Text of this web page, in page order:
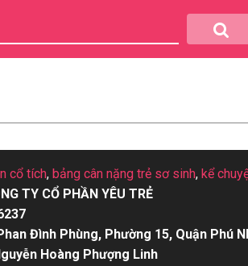
cổ tích, bảng cân nặng trẻ sơ sinh, kể
TY CỔ PHẦN YÊU TRẺ
Đình Phùng, Phường 15, Quận Phú
Hoàng Phượng Linh